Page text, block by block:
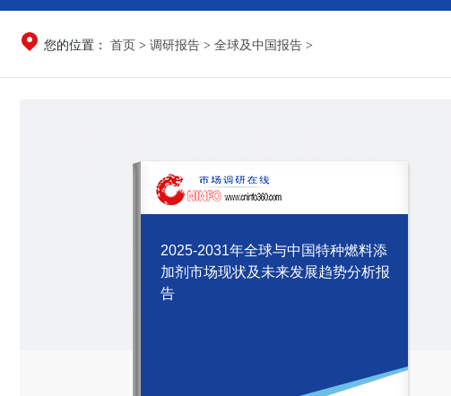
您的位置： 首页 > 调研报告 > 全球及中国报告 >
2025-2031年全球与中国特种燃料添
加剂市场现状及未来发展趋势分析报
告